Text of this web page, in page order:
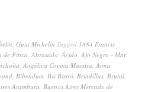
, Guia Michelin Tagged 1884 Francis
de Finca, Abrasado, Ácido, Ajo Negro - Mar
, Angélica Cocina Maestra, Anna
, Bibendum, Bis Bistró, Brindillas, Brutal,
Aramburu, Buenos Aires Mercado de